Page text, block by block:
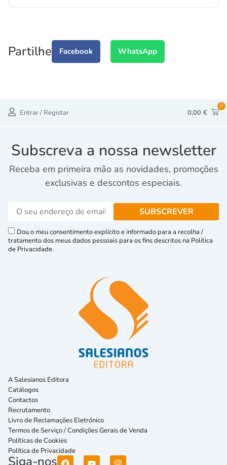
Partilhe Facebook WhatsApp
Entrar / Registar 0,00 €
0
Subscreva a nossa newsletter
Receba em primeira mão as novidades, promoções
exclusivas e descontos especiais.
Dou o meu consentimento explícito e informado para a recolha /
tratamento dos meus dados pessoais para os fins descritos na Política
de Privacidade.
A Salesianos Editora
Catálogos
Contactos
Recrutamento
Livro de Reclamações Eletrónico
Termos de Serviço / Condições Gerais de Venda
Políticas de Cookies
Política de Privacidade
Siga-nos